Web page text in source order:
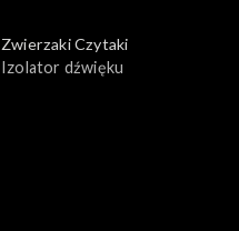
Zwierzaki Czytaki
Izolator dźwięku